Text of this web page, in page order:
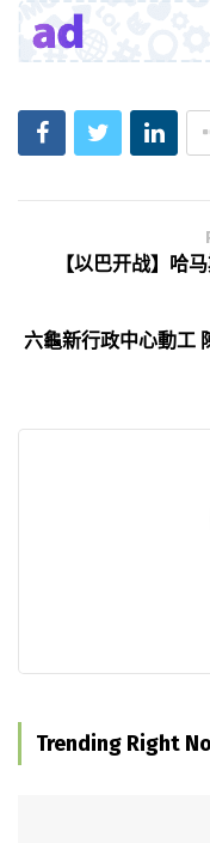
【以巴开战】哈
六龜新行政中心動工
Trending Right